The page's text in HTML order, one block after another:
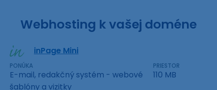
Webhosting k vašej doméne
inPage Mini
PONÚKA
E-mail, redakčný systém - webové
šablóny a vizitky
PRIESTOR
110 MB